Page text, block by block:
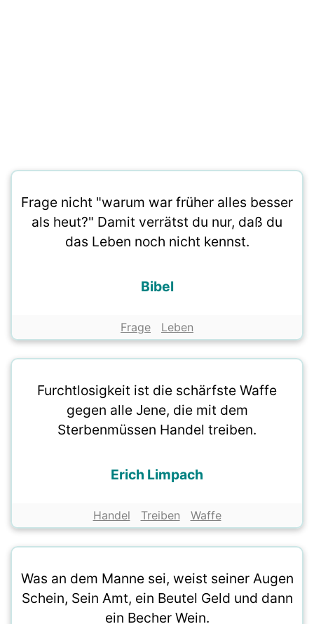
Frage nicht "warum war früher alles besser
als heut?" Damit verrätst du nur, daß du
das Leben noch nicht kennst.
Bibel
Frage Leben
Furchtlosigkeit ist die schärfste Waffe
gegen alle Jene, die mit dem
Sterbenmüssen Handel treiben.
Erich Limpach
Handel Treiben Waffe
Was an dem Manne sei, weist seiner Augen
Schein, Sein Amt, ein Beutel Geld und dann
ein Becher Wein.